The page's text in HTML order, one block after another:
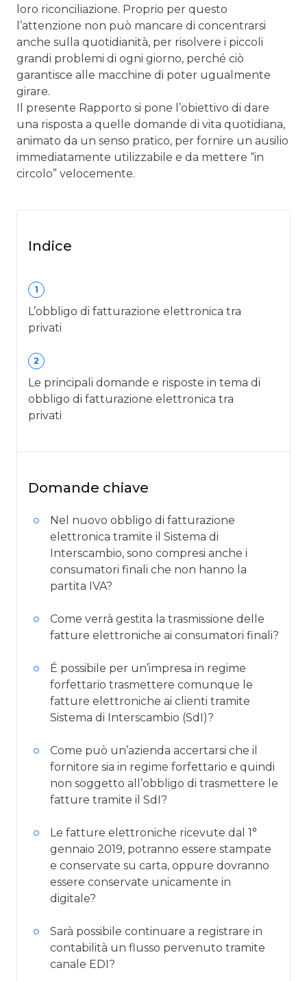
loro riconciliazione. Proprio per questo
l’attenzione non può mancare di concentrarsi
anche sulla quotidianità, per risolvere i piccoli
grandi problemi di ogni giorno, perché ciò
garantisce alle macchine di poter ugualmente
girare.
Il presente Rapporto si pone l’obiettivo di dare
una risposta a quelle domande di vita quotidiana,
animato da un senso pratico, per fornire un ausilio
immediatamente utilizzabile e da mettere “in
circolo” velocemente.
Indice
1
L’obbligo di fatturazione elettronica tra
privati
2
Le principali domande e risposte in tema di
obbligo di fatturazione elettronica tra
privati
Domande chiave
Nel nuovo obbligo di fatturazione
elettronica tramite il Sistema di
Interscambio, sono compresi anche i
consumatori finali che non hanno la
partita IVA?
Come verrà gestita la trasmissione delle
fatture elettroniche ai consumatori finali?
É possibile per un’impresa in regime
forfettario trasmettere comunque le
fatture elettroniche ai clienti tramite
Sistema di Interscambio (SdI)?
Come può un’azienda accertarsi che il
fornitore sia in regime forfettario e quindi
non soggetto all’obbligo di trasmettere le
fatture tramite il SdI?
Le fatture elettroniche ricevute dal 1°
gennaio 2019, potranno essere stampate
e conservate su carta, oppure dovranno
essere conservate unicamente in
digitale?
Sarà possibile continuare a registrare in
contabilità un flusso pervenuto tramite
canale EDI?